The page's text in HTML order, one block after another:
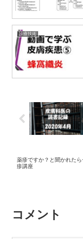
診療技術
薬疹ですか？と聞かれた
疹講座
コメント